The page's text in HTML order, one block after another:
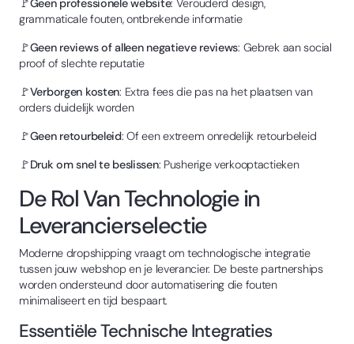
🚩Geen professionele website: Verouderd design,
grammaticale fouten, ontbrekende informatie
🚩Geen reviews of alleen negatieve reviews: Gebrek aan social
proof of slechte reputatie
🚩Verborgen kosten: Extra fees die pas na het plaatsen van
orders duidelijk worden
🚩Geen retourbeleid: Of een extreem onredelijk retourbeleid
🚩Druk om snel te beslissen: Pusherige verkooptactieken
De Rol Van Technologie in
Leverancierselectie
Moderne dropshipping vraagt om technologische integratie
tussen jouw webshop en je leverancier. De beste partnerships
worden ondersteund door automatisering die fouten
minimaliseert en tijd bespaart.
Essentiële Technische Integraties